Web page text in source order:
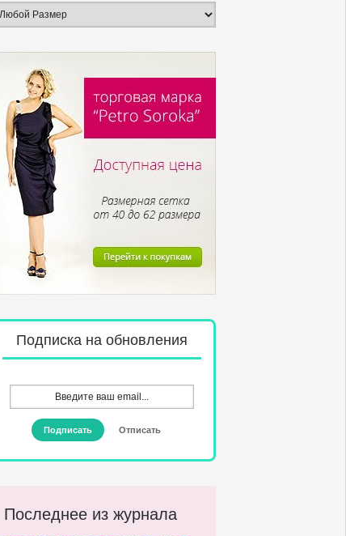
Подписка на обновления
Последнее из журнала